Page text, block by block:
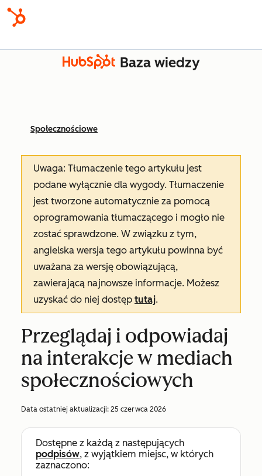
Baza wiedzy
Społecznościowe
Uwaga: Tłumaczenie tego artykułu jest
podane wyłącznie dla wygody. Tłumaczenie
jest tworzone automatycznie za pomocą
oprogramowania tłumaczącego i mogło nie
zostać sprawdzone. W związku z tym,
angielska wersja tego artykułu powinna być
uważana za wersję obowiązującą,
zawierającą najnowsze informacje. Możesz
uzyskać do niej dostęp tutaj.
Przeglądaj i odpowiadaj
na interakcje w mediach
społecznościowych
Data ostatniej aktualizacji: 25 czerwca 2026
Dostępne z każdą z następujących
podpisów, z wyjątkiem miejsc, w których
zaznaczono: